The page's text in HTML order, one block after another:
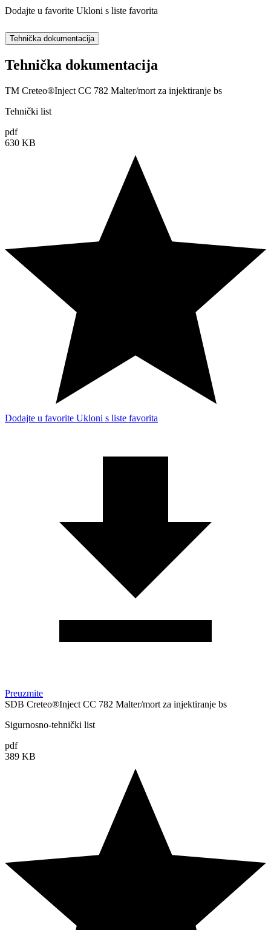
Dodajte u favorite Ukloni s liste favorita
Tehnička dokumentacija
Tehnička dokumentacija
TM Creteo®Inject CC 782 Malter/mort za injektiranje bs
Tehnički list
pdf
630 KB
Dodajte u favorite Ukloni s liste favorita
Preuzmite
SDB Creteo®Inject CC 782 Malter/mort za injektiranje bs
Sigurnosno-tehnički list
pdf
389 KB